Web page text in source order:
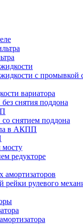
с промывкой
вариатора
снятия поддона
снятием поддона
в АКПП
мосту
редукторе
амортизаторов
рейки рулевого